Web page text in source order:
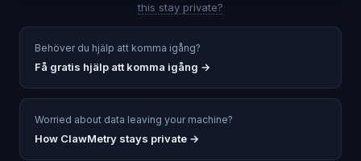
this stay private?
Behöver du hjälp att komma igång?
Få gratis hjälp att komma igång →
Worried about data leaving your machine?
How ClawMetry stays private →